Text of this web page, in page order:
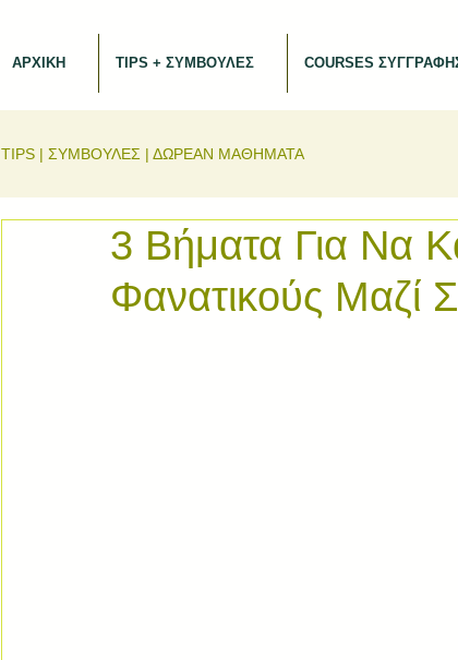
ΑΡΧΙΚΗ TIPS + ΣΥΜΒΟΥΛΕΣ COURSES
TIPS | ΣΥΜΒΟΥΛΕΣ | ΔΩΡΕΑΝ ΜΑΘΗΜΑΤΑ
3 Βήματα Για Να
Φανατικούς Μαζί